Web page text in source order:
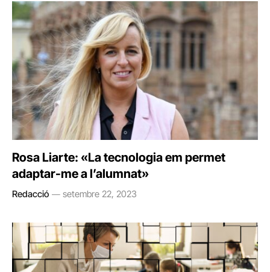
Rosa Liarte: «La tecnologia em permet
adaptar-me a l’alumnat»
Redacció setembre 22, 2023